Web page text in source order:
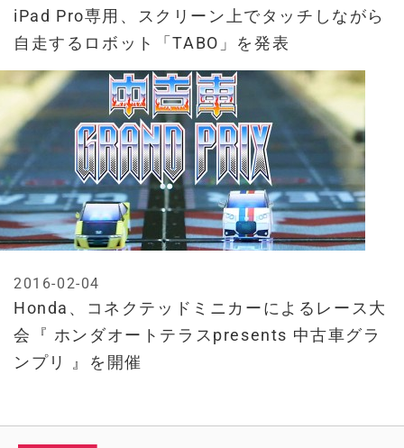
iPad Pro専用、スクリーン上でタッチしながら
自走するロボット「TABO」を発表
Honda、コネクテッドミニカーによるレース大
会『 ホンダオートテラスpresents 中古車グラ
ンプリ 』を開催
2016-02-04